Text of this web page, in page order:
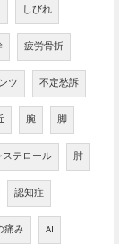
しびれ
疲労骨折
ツ 不定愁訴
腕 脚
ステロール 肘
認知症
痛み AI